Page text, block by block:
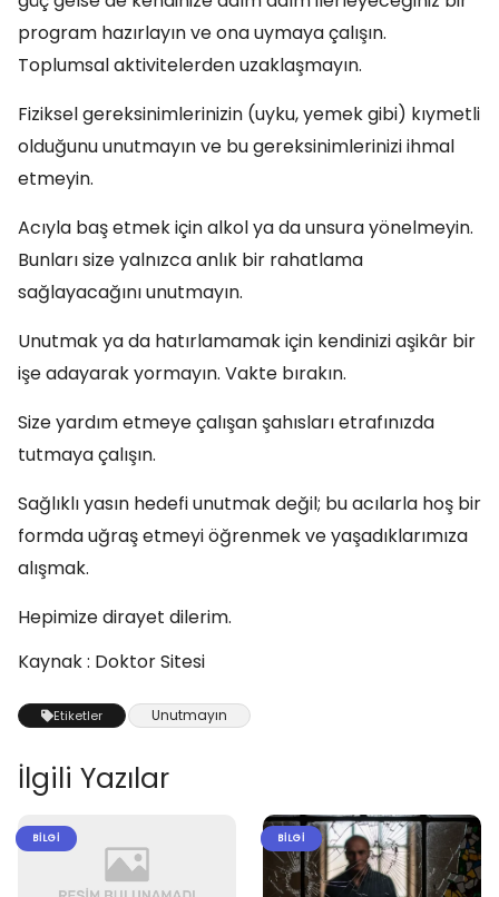
program hazırlayın ve ona uymaya çalışın.
Toplumsal aktivitelerden uzaklaşmayın.
Fiziksel gereksinimlerinizin (uyku, yemek gibi) kıymetli
olduğunu unutmayın ve bu gereksinimlerinizi ihmal
etmeyin.
Acıyla baş etmek için alkol ya da unsura yönelmeyin.
Bunları size yalnızca anlık bir rahatlama
sağlayacağını unutmayın.
Unutmak ya da hatırlamamak için kendinizi aşikâr bir
işe adayarak yormayın. Vakte bırakın.
Size yardım etmeye çalışan şahısları etrafınızda
tutmaya çalışın.
Sağlıklı yasın hedefi unutmak değil; bu acılarla hoş bir
formda uğraş etmeyi öğrenmek ve yaşadıklarımıza
alışmak.
Hepimize dirayet dilerim.
Kaynak : Doktor Sitesi
Etiketler Unutmayın
İlgili Yazılar
BILGI BILGI